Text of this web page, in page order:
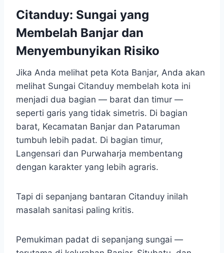
Citanduy: Sungai yang
Membelah Banjar dan
Menyembunyikan Risiko
Jika Anda melihat peta Kota Banjar, Anda akan
melihat Sungai Citanduy membelah kota ini
menjadi dua bagian — barat dan timur —
seperti garis yang tidak simetris. Di bagian
barat, Kecamatan Banjar dan Pataruman
tumbuh lebih padat. Di bagian timur,
Langensari dan Purwaharja membentang
dengan karakter yang lebih agraris.
Tapi di sepanjang bantaran Citanduy inilah
masalah sanitasi paling kritis.
Pemukiman padat di sepanjang sungai —